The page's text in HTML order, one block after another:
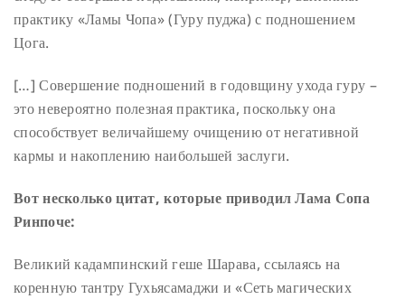
практику «Ламы Чопа» (Гуру пуджа) с подношением
Цога.
[…] Совершение подношений в годовщину ухода гуру –
это невероятно полезная практика, поскольку она
способствует величайшему очищению от негативной
кармы и накоплению наибольшей заслуги.
Вот несколько цитат, которые приводил Лама Сопа
Ринпоче:
Великий кадампинский геше Шарава, ссылаясь на
коренную тантру Гухьясамаджи и «Сеть магических